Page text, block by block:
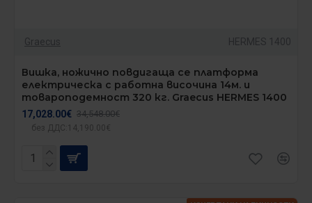
Graecus HERMES 1400
Вишка, ножично повдигаща се платформа
електрическа с работна височина 14м. и
товароподемност 320 кг. Graecus HERMES 1400
17,028.00€ 34,548.00€
без ДДС:14,190.00€